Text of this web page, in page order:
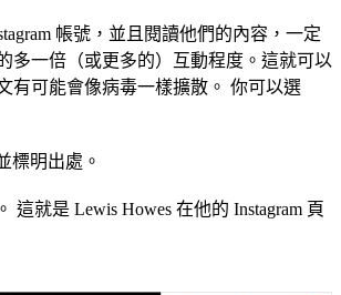
帳號，並且閱讀他們的內容，一定
多一倍（或更多的）互動程度。這就可以
有可能會像病毒一樣擴散。 你可以選
標明出處。
這就是 Lewis Howes 在他的 Instagram 頁